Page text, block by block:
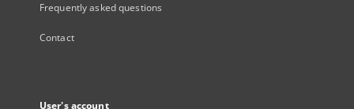
Frequently asked questions
Contact
User's account